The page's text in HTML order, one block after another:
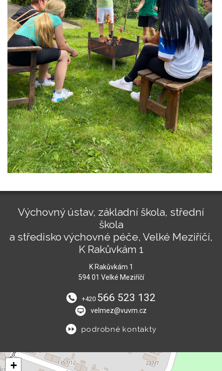
Výchovný ústav, základní škola, střední
škola
a středisko výchovné péče, Velké Meziříčí,
K Rakůvkám 1
K Rakůvkám 1
594 01 Velké Meziříčí
+420 566 523 132
velmez@vuvm.cz
podrobné kontakty
+